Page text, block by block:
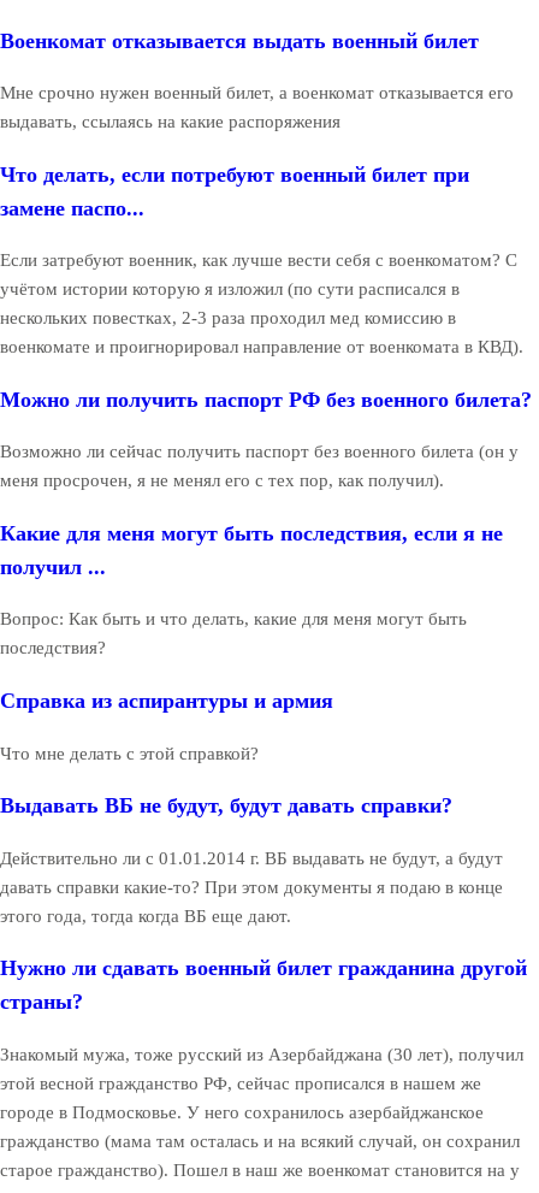
Военкомат отказывается выдать военный билет
Мне срочно нужен военный билет, а военкомат отказывается его
выдавать, ссылаясь на какие распоряжения
Что делать, если потребуют военный билет при
замене паспо...
Если затребуют военник, как лучше вести себя с военкоматом? С
учётом истории которую я изложил (по сути расписался в
нескольких повестках, 2-3 раза проходил мед комиссию в
военкомате и проигнорировал направление от военкомата в КВД).
Можно ли получить паспорт РФ без военного билета?
Возможно ли сейчас получить паспорт без военного билета (он у
меня просрочен, я не менял его с тех пор, как получил).
Какие для меня могут быть последствия, если я не
получил ...
Вопрос: Как быть и что делать, какие для меня могут быть
последствия?
Справка из аспирантуры и армия
Что мне делать с этой справкой?
Выдавать ВБ не будут, будут давать справки?
Действительно ли с 01.01.2014 г. ВБ выдавать не будут, а будут
давать справки какие-то? При этом документы я подаю в конце
этого года, тогда когда ВБ еще дают.
Нужно ли сдавать военный билет гражданина другой
страны?
Знакомый мужа, тоже русский из Азербайджана (30 лет), получил
этой весной гражданство РФ, сейчас прописался в нашем же
городе в Подмосковье. У него сохранилось азербайджанское
гражданство (мама там осталась и на всякий случай, он сохранил
старое гражданство). Пошел в наш же военкомат становится на у